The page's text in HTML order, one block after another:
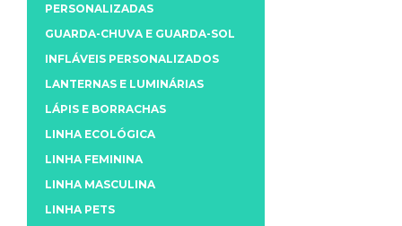
PERSONALIZADAS
GUARDA-CHUVA E GUARDA-SOL
INFLÁVEIS PERSONALIZADOS
LANTERNAS E LUMINÁRIAS
LÁPIS E BORRACHAS
LINHA ECOLÓGICA
LINHA FEMININA
LINHA MASCULINA
LINHA PETS